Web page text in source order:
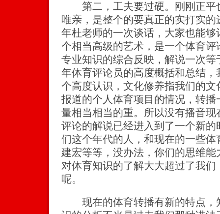
第二，工夫要过硬。刚刚正平
唯亲，是整个的要真正的实打实
年杜老师的一次谈话，大家也能
个相当高级的艺术，是一个体育
专业知识的综合反映，解说一次
年体育评论员的高度概括和总结
个高度认识，文化修养指我们的
报道的个人体育项目的情况，转
量相当相当的重。所以没有播音
评论的解说已经进入到了一个新
们这个年代的人，和现在的一些
建宏等等，没办法，你们的思维
对体育知识的了解大大超过了我
呢。
现在的体育转播有新的特点，